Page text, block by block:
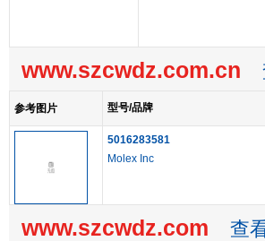
www.szcwdz.com.cn
参考图片 型号/品牌
5016283581
Molex Inc
www.szcwdz.com 查